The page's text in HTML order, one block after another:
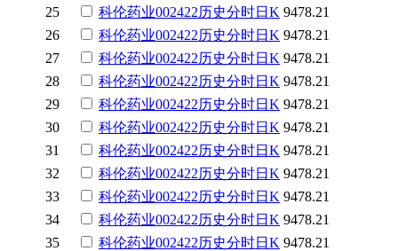
25
科伦药业002422历史分时日K 9478.21
26
科伦药业002422历史分时日K 9478.21
27
科伦药业002422历史分时日K 9478.21
28
科伦药业002422历史分时日K 9478.21
29
科伦药业002422历史分时日K 9478.21
30
科伦药业002422历史分时日K 9478.21
31
科伦药业002422历史分时日K 9478.21
32
科伦药业002422历史分时日K 9478.21
33
科伦药业002422历史分时日K 9478.21
34
科伦药业002422历史分时日K 9478.21
35
科伦药业002422历史分时日K 9478.21